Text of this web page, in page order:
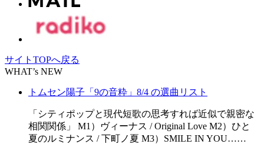
サイトTOPへ戻る
WHAT’s NEW
トムセン陽子「9の音粋」8/4 の選曲リスト
「シティポップと現代短歌の思考すれば近似で親密な
相関関係」 M1）ヴィーナス / Original Love M2）ひと
夏のルミナンス / 下町ノ夏 M3）SMILE IN YOU……